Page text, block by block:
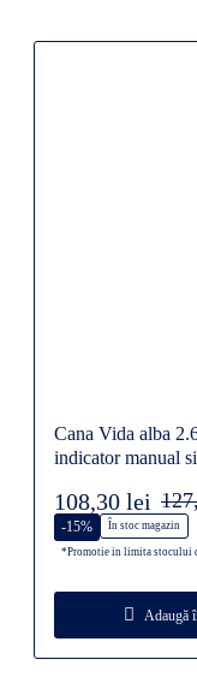
Cana Vida alba
indicator manual
În stoc magazin
*Promotie in limita stocului
-15%
108,30 lei
Adaugă